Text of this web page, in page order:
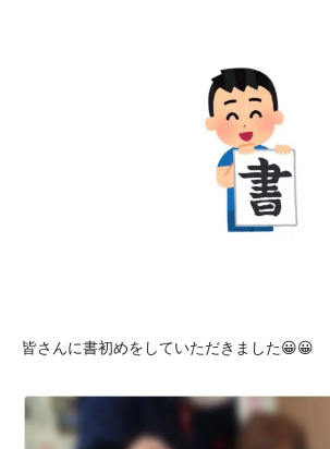
皆さんに書初めをしていただきました😀😀